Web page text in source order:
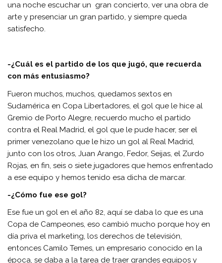
una noche escuchar un gran concierto, ver una obra de
arte y presenciar un gran partido, y siempre queda
satisfecho.
-¿Cuál es el partido de los que jugó, que recuerda
con más entusiasmo?
Fueron muchos, muchos, quedamos sextos en
Sudamérica en Copa Libertadores, el gol que le hice al
Gremio de Porto Alegre, recuerdo mucho el partido
contra el Real Madrid, el gol que le pude hacer, ser el
primer venezolano que le hizo un gol al Real Madrid,
junto con los otros, Juan Arango, Fedor, Seijas, el Zurdo
Rojas, en fin, seis o siete jugadores que hemos enfrentado
a ese equipo y hemos tenido esa dicha de marcar.
-¿Cómo fue ese gol?
Ese fue un gol en el año 82, aquí se daba lo que es una
Copa de Campeones, eso cambió mucho porque hoy en
día priva el marketing, los derechos de televisión,
entonces Camilo Temes, un empresario conocido en la
época, se daba a la tarea de traer grandes equipos y